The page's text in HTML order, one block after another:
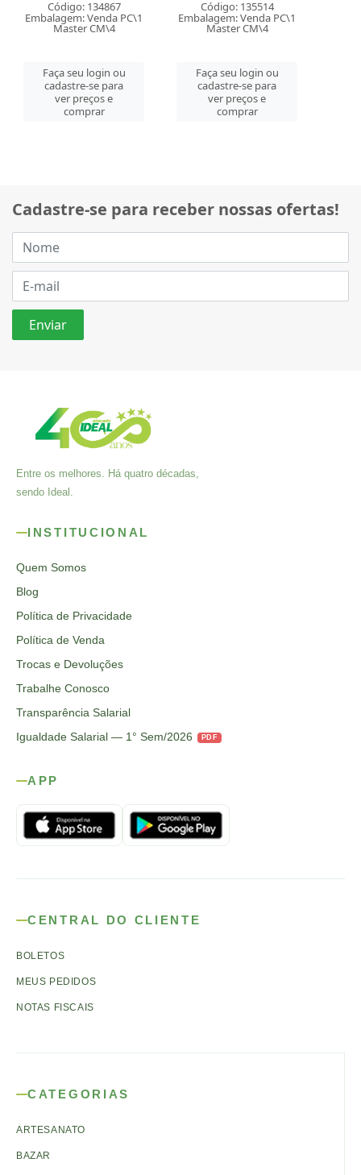
Código: 134867
Embalagem: Venda PC\1
Master CM\4
Faça seu login ou
cadastre-se para
ver preços e
comprar
Código: 135514
Embalagem: Venda PC\1
Master CM\4
Faça seu login ou
cadastre-se para
ver preços e
comprar
Cadastre-se para receber nossas ofertas!
Entre os melhores. Há quatro décadas,
sendo Ideal.
INSTITUCIONAL
Quem Somos
Blog
Política de Privacidade
Política de Venda
Trocas e Devoluções
Trabalhe Conosco
Transparência Salarial
Igualdade Salarial — 1° Sem/2026
PDF
APP
CENTRAL DO CLIENTE
BOLETOS
MEUS PEDIDOS
NOTAS FISCAIS
CATEGORIAS
ARTESANATO
BAZAR